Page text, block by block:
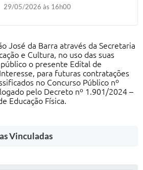
29/05/2026 às 16h00
José da Barra através da Secretaria
e Cultura, no uso das suas
o presente Edital de
para futuras contratações
no Concurso Público nº
pelo Decreto nº 1.901/2024 –
Educação Física.
Vinculadas